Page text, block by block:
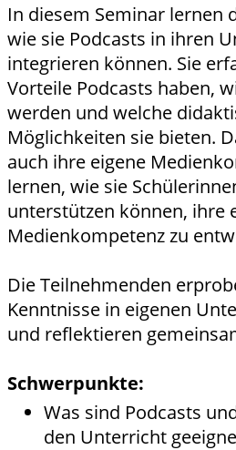
In diesem Seminar lernen
wie sie Podcasts in ihren
integrieren können. Sie
Vorteile Podcasts haben,
werden und welche
Möglichkeiten sie bieten.
auch ihre eigene
lernen, wie sie
unterstützen können, ihre
Medienkompetenz zu
Die Teilnehmenden
Kenntnisse in eigenen
und reflektieren
Schwerpunkte:
Was sind Podcasts
den Unterricht